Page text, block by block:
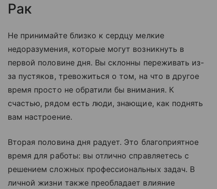
Рак
Не принимайте близко к сердцу мелкие
недоразумения, которые могут возникнуть в
первой половине дня. Вы склонны переживать из-
за пустяков, тревожиться о том, на что в другое
время просто не обратили бы внимания. К
счастью, рядом есть люди, знающие, как поднять
вам настроение.
Вторая половина дня радует. Это благоприятное
время для работы: вы отлично справляетесь с
решением сложных профессиональных задач. В
личной жизни также преобладает влияние